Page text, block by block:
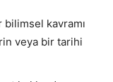
bilimsel kavramı
veya bir tarihi